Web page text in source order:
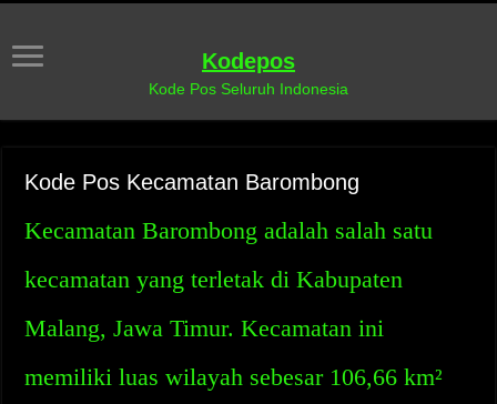
Kodepos
Kode Pos Seluruh Indonesia
Kode Pos Kecamatan Barombong
Kecamatan Barombong adalah salah satu
kecamatan yang terletak di Kabupaten
Malang, Jawa Timur. Kecamatan ini
memiliki luas wilayah sebesar 106,66 km²